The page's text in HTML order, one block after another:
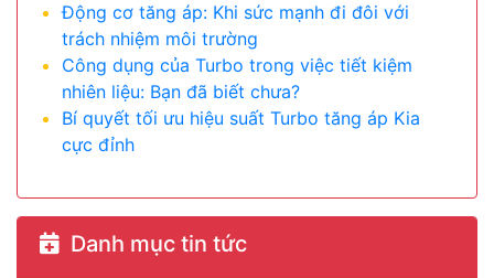
Động cơ tăng áp: Khi sức mạnh đi đôi với
trách nhiệm môi trường
Công dụng của Turbo trong việc tiết kiệm
nhiên liệu: Bạn đã biết chưa?
Bí quyết tối ưu hiệu suất Turbo tăng áp Kia
cực đỉnh
Danh mục tin tức